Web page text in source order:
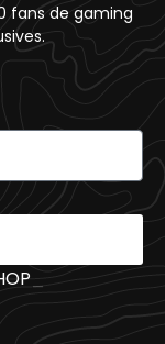
fans de gaming
_